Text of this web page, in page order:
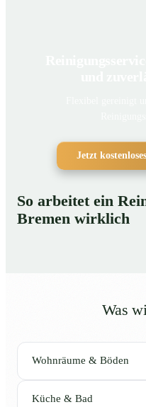
Jetzt
So arbeitet ein
Bremen wirklich
Was
Wohnräume & Böden
Küche & Bad